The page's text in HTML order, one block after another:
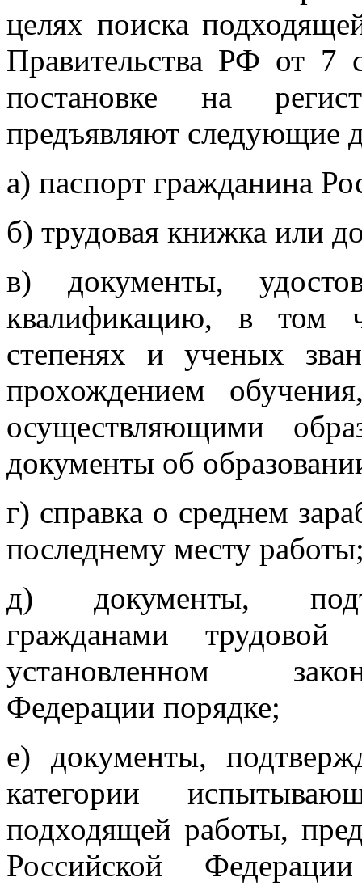
целях поиска
Правительства РФ от
постановке на
предъявляют следующие
а) паспорт гражданина
б) трудовая книжка или
в) документы,
квалификацию, в том
степенях и ученых
прохождением
осуществляющими
документы об
г) справка о среднем
последнему месту
д) документы,
гражданами
установленном
Федерации порядке;
е) документы,
категории
подходящей работы,
Российской